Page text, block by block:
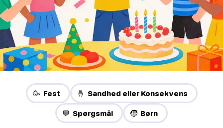
🥳 Fest 🤞 Sandhed eller Konsekvens
💬 Spørgsmål 🧒 Børn